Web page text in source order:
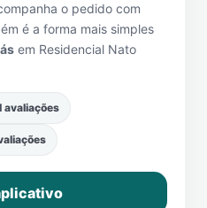
o pedido com
é a forma mais simples
em Residencial Nato
avaliações